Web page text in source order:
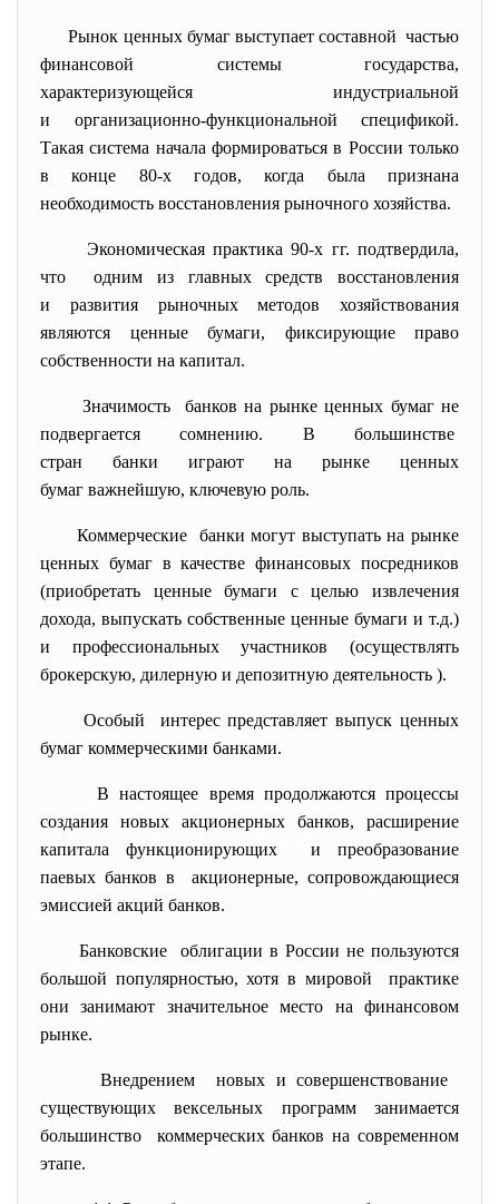
Рынок ценных бумаг выступает составной частью
финансовой системы государства,
характеризующейся индустриальной
и организационно-функциональной спецификой.
Такая система начала формироваться в России только
в конце 80-х годов, когда была признана
необходимость восстановления рыночного хозяйства.
Экономическая практика 90-х гг. подтвердила,
что одним из главных средств восстановления
и развития рыночных методов хозяйствования
являются ценные бумаги, фиксирующие право
собственности на капитал.
Значимость банков на рынке ценных бумаг не
подвергается сомнению. В большинстве
стран банки играют на рынке ценных
бумаг важнейшую, ключевую роль.
Коммерческие банки могут выступать на рынке
ценных бумаг в качестве финансовых посредников
(приобретать ценные бумаги с целью извлечения
дохода, выпускать собственные ценные бумаги и т.д.)
и профессиональных участников (осуществлять
брокерскую, дилерную и депозитную деятельность ).
Особый интерес представляет выпуск ценных
бумаг коммерческими банками.
В настоящее время продолжаются процессы
создания новых акционерных банков, расширение
капитала функционирующих и преобразование
паевых банков в акционерные, сопровождающиеся
эмиссией акций банков.
Банковские облигации в России не пользуются
большой популярностью, хотя в мировой практике
они занимают значительное место на финансовом
рынке.
Внедрением новых и совершенствование
существующих вексельных программ занимается
большинство коммерческих банков на современном
этапе.